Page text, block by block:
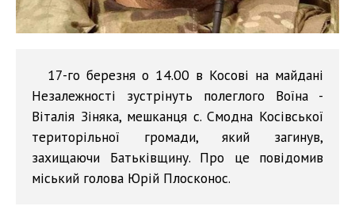
17-го березня о 14.00 в Косові на майдані
Незалежності зустрінуть полеглого Воїна -
Віталія Зіняка, мешканця с. Смодна Косівської
територільної громади, який загинув,
захищаючи Батьківщину. Про це повідомив
міський голова Юрій Плосконос.